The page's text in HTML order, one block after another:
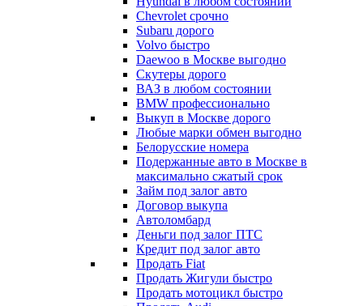
Chevrolet срочно
Subaru дорого
Volvo быстро
Daewoo в Москве выгодно
Скутеры дорого
ВАЗ в любом состоянии
BMW профессионально
Выкуп в Москве дорого
Любые марки обмен выгодно
Белорусские номера
Подержанные авто в Москве в
максимально сжатый срок
Займ под залог авто
Договор выкупа
Автоломбард
Деньги под залог ПТС
Кредит под залог авто
Продать Fiat
Продать Жигули быстро
Продать мотоцикл быстро